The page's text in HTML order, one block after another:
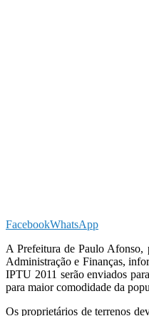
FacebookWhatsApp
A Prefeitura de Paulo Afonso,
Administração e Finanças,
IPTU 2011 serão enviados
para maior comodidade da
Os proprietários de terrenos